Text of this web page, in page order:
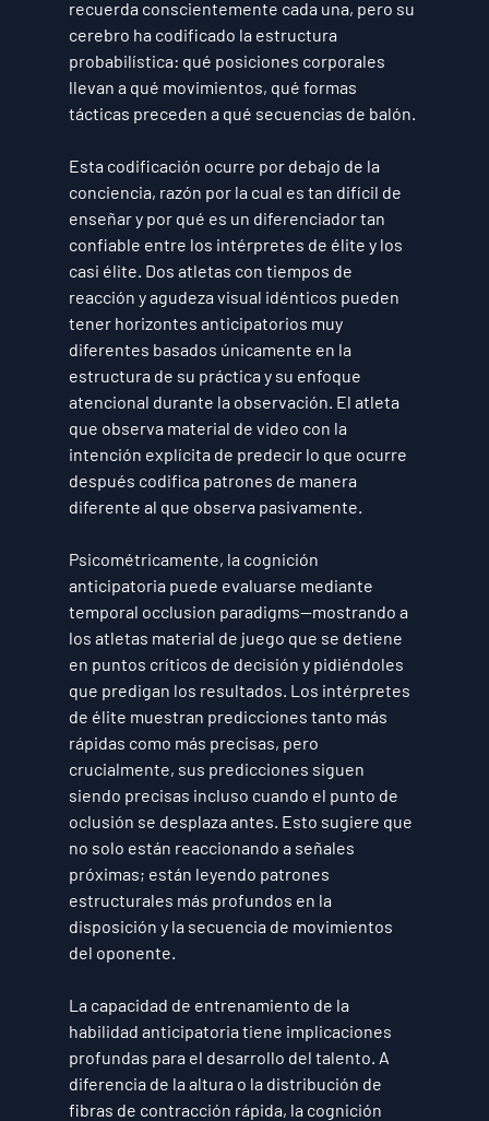
recuerda conscientemente cada una, pero su
cerebro ha codificado la estructura
probabilística: qué posiciones corporales
llevan a qué movimientos, qué formas
tácticas preceden a qué secuencias de balón.
Esta codificación ocurre por debajo de la
conciencia, razón por la cual es tan difícil de
enseñar y por qué es un diferenciador tan
confiable entre los intérpretes de élite y los
casi élite. Dos atletas con tiempos de
reacción y agudeza visual idénticos pueden
tener horizontes anticipatorios muy
diferentes basados únicamente en la
estructura de su práctica y su enfoque
atencional durante la observación. El atleta
que observa material de video con la
intención explícita de predecir lo que ocurre
después codifica patrones de manera
diferente al que observa pasivamente.
Psicométricamente, la cognición
anticipatoria puede evaluarse mediante
temporal occlusion paradigms—mostrando a
los atletas material de juego que se detiene
en puntos críticos de decisión y pidiéndoles
que predigan los resultados. Los intérpretes
de élite muestran predicciones tanto más
rápidas como más precisas, pero
crucialmente, sus predicciones siguen
siendo precisas incluso cuando el punto de
oclusión se desplaza antes. Esto sugiere que
no solo están reaccionando a señales
próximas; están leyendo patrones
estructurales más profundos en la
disposición y la secuencia de movimientos
del oponente.
La capacidad de entrenamiento de la
habilidad anticipatoria tiene implicaciones
profundas para el desarrollo del talento. A
diferencia de la altura o la distribución de
fibras de contracción rápida, la cognición